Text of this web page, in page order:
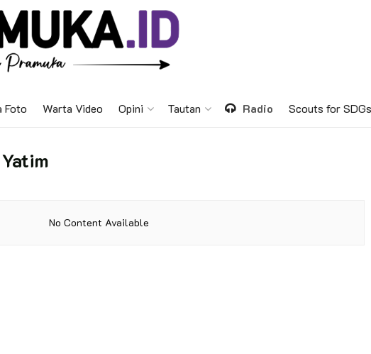
Foto Warta Video Opini Tautan Radio Scouts for SDGs
No Content Available